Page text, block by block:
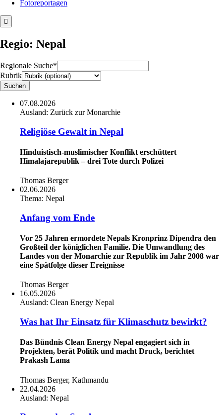
Fotoreportagen
Regio: Nepal
Regionale Suche*
Rubrik
07.08.2026
Ausland: Zurück zur Monarchie
Religiöse Gewalt in Nepal
Hinduistisch-muslimischer Konflikt erschüttert
Himalajarepublik – drei Tote durch Polizei
Thomas Berger
02.06.2026
Thema: Nepal
Anfang vom Ende
Vor 25 Jahren ermordete Nepals Kronprinz Dipendra den
Großteil der königlichen Familie. Die Umwandlung des
Landes von der Monarchie zur Republik im Jahr 2008 war
eine Spätfolge dieser Ereignisse
Thomas Berger
16.05.2026
Ausland: Clean Energy Nepal
Was hat Ihr Einsatz für Klimaschutz bewirkt?
Das Bündnis Clean Energy Nepal engagiert sich in
Projekten, berät Politik und macht Druck, berichtet
Prakash Lama
Thomas Berger, Kathmandu
22.04.2026
Ausland: Nepal